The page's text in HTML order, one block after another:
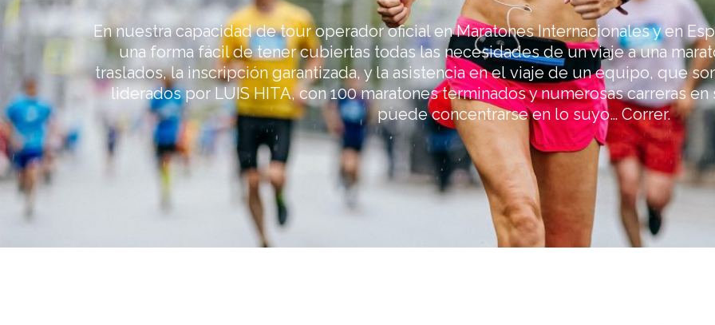
En nuestra capacidad de tour operador oficial en Maratones Internacionales y en
una forma fácil de tener cubiertas todas las necesidades de un viaje a una
traslados, la inscripción garantizada, y la asistencia en el viaje de un equipo, que
liderados por LUIS HITA, con 100 maratones terminados y numerosas carreras
puede concentrarse en lo suyo… Correr.